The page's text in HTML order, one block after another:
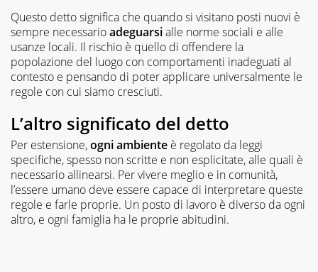
Questo detto significa che quando si visitano posti nuovi è
sempre necessarioadeguarsialle norme sociali e alle
usanze locali. Il rischio è quello di offendere la
popolazione del luogo con comportamenti inadeguati al
contesto e pensando di poter applicare universalmente le
regole con cui siamo cresciuti.
L’altro significato del detto
Per estensione,ogni ambiente è regolato da leggi
specifiche, spesso non scritte e non esplicitate, alle quali è
necessario allinearsi. Per vivere meglio e in comunità,
l’essere umano deve essere capace di interpretare queste
regole e farle proprie. Un posto di lavoro è diverso da ogni
altro, e ogni famiglia ha le proprie abitudini.